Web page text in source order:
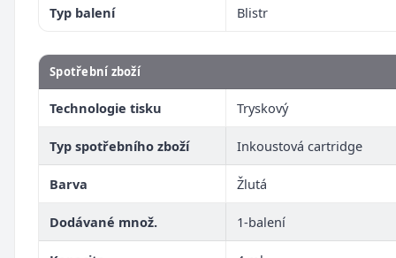
Typ balení Blistr
Spotřební zboží
Technologie tisku Tryskový
Typ spotřebního zboží Inkoustová cartridge
Barva Žlutá
Dodávané množ. 1-balení